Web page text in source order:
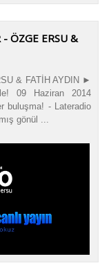
ÖZGE ERSU &
& FATİH AYDIN ►
09 Haziran 2014
buluşma! - Lateradio
gönül ...